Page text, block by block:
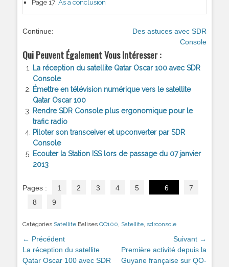
Page 17: As a conclusion
Continue:
Des astuces avec SDR
Console
Qui Peuvent Également Vous Intéresser :
La réception du satellite Qatar Oscar 100 avec SDR
Console
Émettre en télévision numérique vers le satellite
Qatar Oscar 100
Rendre SDR Console plus ergonomique pour le
trafic radio
Piloter son transceiver et upconverter par SDR
Console
Ecouter la Station ISS lors de passage du 07 janvier
2013
Pages : 1 2 3 4 5 6
7
8
9
Catégories Satellite Balises QO100 Satellite sdrconsole
Navigation
de
← Précédent
Article
précédent :
La réception du satellite
Qatar Oscar 100 avec SDR
Suivant →
Article
suivant :
Première activité depuis la
Guyane française sur QO-